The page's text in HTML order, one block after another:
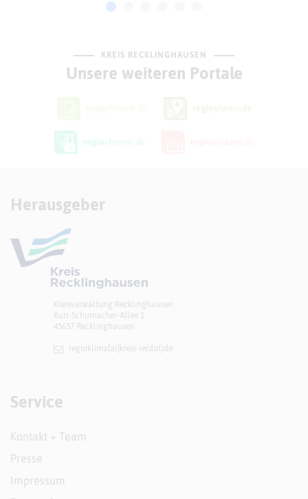
KREIS RECKLINGHAUSEN
Unsere weiteren Portale
Herausgeber
Kreisverwaltung Recklinghausen
Kurt-Schumacher-Allee 1
45657 Recklinghausen
regioklima[at]​kreis-re(dot)de
Service
Kontakt + Team
Presse
Impressum